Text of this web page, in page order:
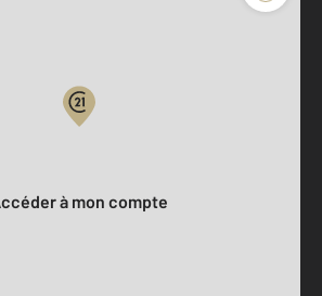
Accéder à mon compte